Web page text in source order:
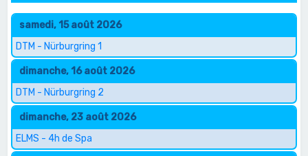
samedi, 15 août 2026
DTM - Nürburgring 1
dimanche, 16 août 2026
DTM - Nürburgring 2
dimanche, 23 août 2026
ELMS - 4h de Spa